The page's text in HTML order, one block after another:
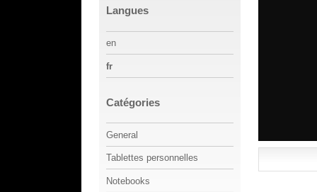
Langues
en
fr
Catégories
General
Tablettes personnelles
Notebooks